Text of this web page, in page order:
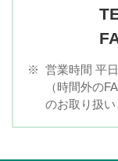
※ 営業時間 平
（時間外の
のお取り扱い